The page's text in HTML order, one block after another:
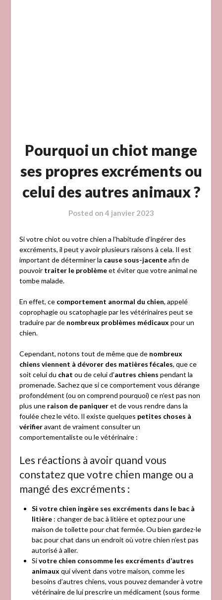
Pourquoi un chiot mange
ses propres excréments ou
celui des autres animaux ?
Posted on 4 janvier 2023
Si votre chiot ou votre chien a l’habitude d’ingérer des
excréments, il peut y avoir plusieurs raisons à cela. Il est
important de déterminer la cause sous-jacenteafin de
pouvoir traiter le problèmeet éviter que votre animal ne
tombe malade.
En effet, ce comportement anormal du chien, appelé
coprophagie ou scatophagie par les vétérinaires peut se
traduire par de nombreux problèmes médicaux pour un
chien.
Cependant, notons tout de même que de nombreux
chiens viennent à dévorer des matières fécales, que ce
soit celui du chat ou de celui d’autres chiens pendant la
promenade. Sachez que si ce comportement vous dérange
profondément (ou on comprend pourquoi) ce n’est pas non
plus une raison de paniqueret de vous rendre dans la
foulée chez le véto. Il existe quelques petites choses à
vérifieravant de vraiment consulter un
comportementaliste ou le vétérinaire :
Les réactions à avoir quand vous
constatez que votre chien mange ou a
mangé des excréments :
Si votre chien ingère ses excréments dans le bac à
litière: changer de bac à litière et optez pour une
maison de toilette pour chat fermée. Ou bien gardez-le
bac pour chat dans un endroit où votre chien n’est pas
autorisé à aller.
Sivotre chien consomme les excréments d’autres
animaux qui vivent dans votre maison, comme les
besoins d’autres chiens, vous pouvez demander à votre
vétérinaire de lui prescrire un médicament (sous forme